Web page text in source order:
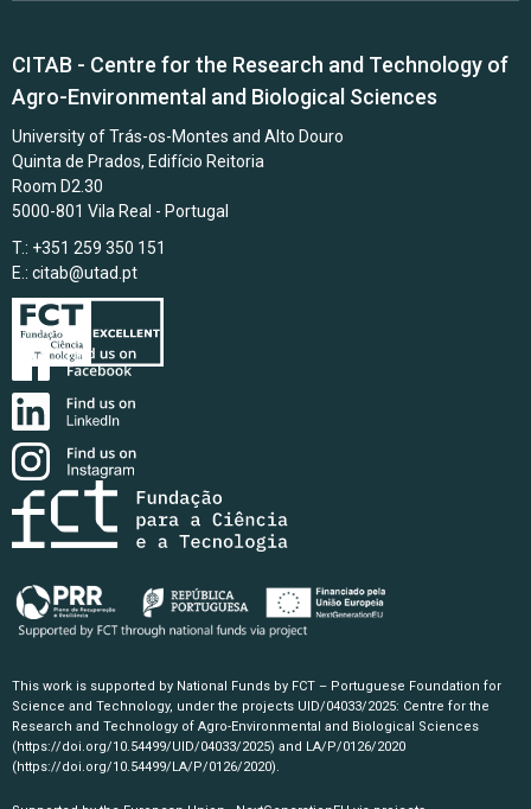
CITAB - Centre for the Research and Technology of
Agro-Environmental and Biological Sciences
University of Trás-os-Montes and Alto Douro
Quinta de Prados, Edifício Reitoria
Room D2.30
5000-801 Vila Real - Portugal
T.: +351 259 350 151
E.: citab@utad.pt
This work is supported by National Funds by FCT – Portuguese Foundation for
Science and Technology, under the projects UID/04033/2025: Centre for the
Research and Technology of Agro-Environmental and Biological Sciences
(https://doi.org/10.54499/UID/04033/2025) and LA/P/0126/2020
(https://doi.org/10.54499/LA/P/0126/2020).